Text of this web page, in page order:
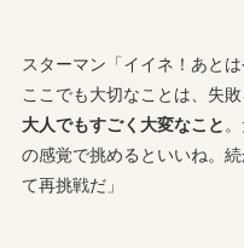
スターマン「イイネ！あと
ここでも大切なことは、失
大人でもすごく大変なこと
の感覚で挑めるといいね。
て再挑戦だ」